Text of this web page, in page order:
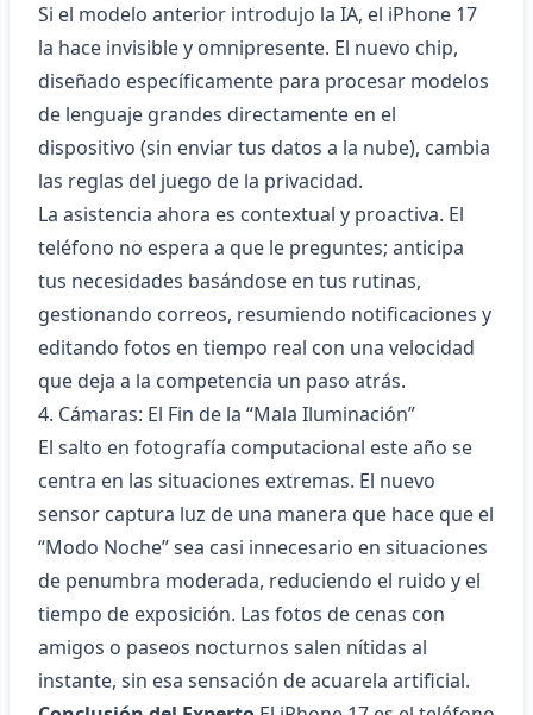
Si el modelo anterior introdujo la IA, el iPhone 17
la hace invisible y omnipresente. El nuevo chip,
diseñado específicamente para procesar modelos
de lenguaje grandes directamente en el
dispositivo (sin enviar tus datos a la nube), cambia
las reglas del juego de la privacidad.
La asistencia ahora es contextual y proactiva. El
teléfono no espera a que le preguntes; anticipa
tus necesidades basándose en tus rutinas,
gestionando correos, resumiendo notificaciones y
editando fotos en tiempo real con una velocidad
que deja a la competencia un paso atrás.
4. Cámaras: El Fin de la “Mala Iluminación”
El salto en fotografía computacional este año se
centra en las situaciones extremas. El nuevo
sensor captura luz de una manera que hace que el
“Modo Noche” sea casi innecesario en situaciones
de penumbra moderada, reduciendo el ruido y el
tiempo de exposición. Las fotos de cenas con
amigos o paseos nocturnos salen nítidas al
instante, sin esa sensación de acuarela artificial.